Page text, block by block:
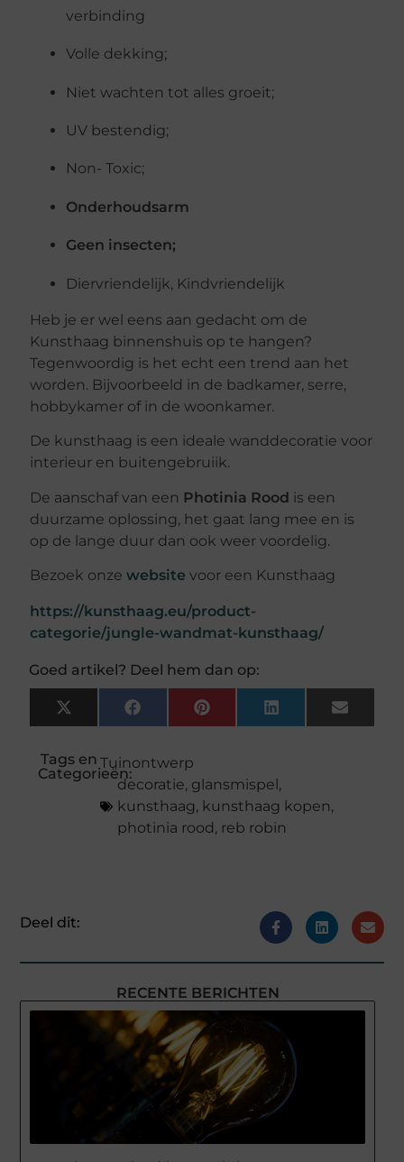
verbinding
Volle dekking;
Niet wachten tot alles groeit;
UV bestendig;
Non- Toxic;
Onderhoudsarm
Geen insecten;
Diervriendelijk, Kindvriendelijk
Heb je er wel eens aan gedacht om de
Kunsthaag binnenshuis op te hangen?
Tegenwoordig is het echt een trend aan het
worden. Bijvoorbeeld in de badkamer, serre,
hobbykamer of in de woonkamer.
De kunsthaag is een ideale wanddecoratie voor
interieur en buitengebruiik.
De aanschaf van een Photinia Rood is een
duurzame oplossing, het gaat lang mee en is
op de lange duur dan ook weer voordelig.
Bezoek onzewebsite voor een Kunsthaag
https://kunsthaag.eu/product-
categorie/jungle-wandmat-kunsthaag/
Goed artikel? Deel hem dan op:
X
(Twitter)
FacebookPinterestLinkedInEmail
Tags en
Categorieën:
Tuinontwerp
decoratie, glansmispel,
kunsthaag, kunsthaag kopen,
photinia rood, reb robin
Deel dit:
RECENTE BERICHTEN